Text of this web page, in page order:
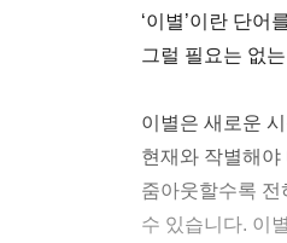
‘이별’이란 단
그럴 필요는 없
이별은 새로운
현재와 작별해
줌아웃할수록
수 있습니다. 이